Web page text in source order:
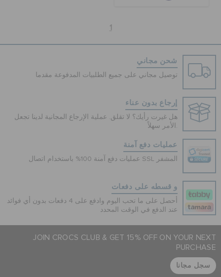
1
شحن مجاني
توصيل مجاني على جميع الطلبيات المدفوعة مقدما
إرجاع بدون عناء
هل غيرت رأيك؟ لا تقلق. عملية الإرجاع المجانية لدينا تجعل
الأمر سهلاً.
عمليات دفع آمنة
عمليات دفع آمنة 100% باستخدام اتصال SSL المشفر
و قسطه على دفعات
أحصل على ما تحب اليوم وادفع على 4 دفعات بدون أي فوائد
عند الدفع في الوقت المحدد
JOIN CROCS CLUB & GET 15% OFF ON YOUR NEXT
PURCHASE
سجل مجانا